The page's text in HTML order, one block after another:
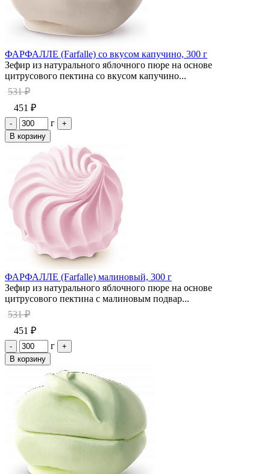
ФАРФАЛЛЕ (Farfalle) со вкусом капучино, 300 г
Зефир из натурального яблочного пюре на основе
цитрусового пектина со вкусом капучино...
531 ₽
451 ₽
- г
+
В корзину
ФАРФАЛЛЕ (Farfalle) малиновый, 300 г
Зефир из натурального яблочного пюре на основе
цитрусового пектина с малиновым подвар...
531 ₽
451 ₽
- г
+
В корзину